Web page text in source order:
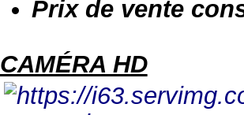
Prix de vente
CAMÉRA HD